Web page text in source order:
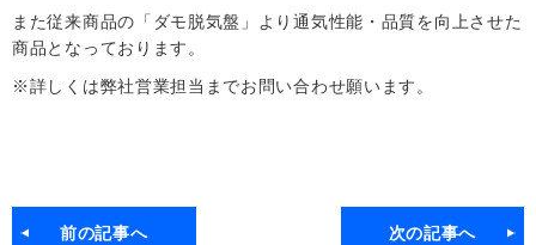
また従来商品の「ダモ脱気盤」より通気性能・品質を向上させた
商品となっております。
※詳しくは弊社営業担当までお問い合わせ願います。
前の記事へ 次の記事へ